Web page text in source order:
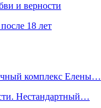
и верности
18 лет
комплекс Елены…
Нестандартный…